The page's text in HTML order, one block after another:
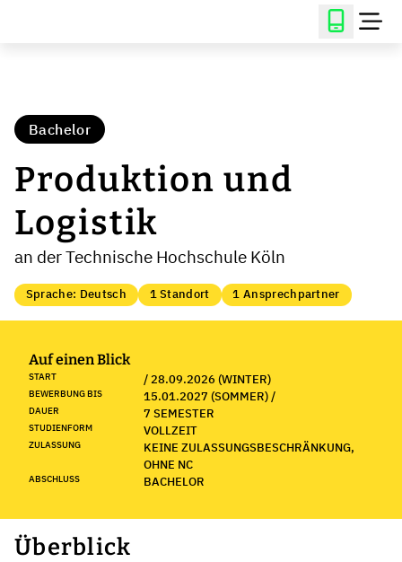
Bachelor
Produktion und
Logistik
an der Technische Hochschule Köln
Sprache: Deutsch 1 Standort 1 Ansprechpartner
Auf einen Blick
START / 28.09.2026 (WINTER)
BEWERBUNG BIS 15.01.2027 (SOMMER) /
DAUER 7 SEMESTER
STUDIENFORM VOLLZEIT
ZULASSUNG
KEINE ZULASSUNGSBESCHRÄNKUNG,
OHNE NC
ABSCHLUSS BACHELOR
Überblick